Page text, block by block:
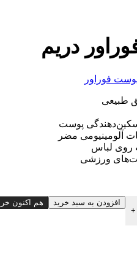
دریم
فوراور
طبیعی
پوست
آلومینیومی مضر
روی لباس
ورزشی
+
افزودن به سبد خرید هم اکنون